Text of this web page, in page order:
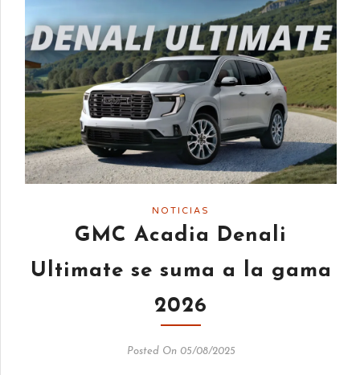
NOTICIAS
GMC Acadia Denali
Ultimate se suma a la gama
2026
Posted On 05/08/2025